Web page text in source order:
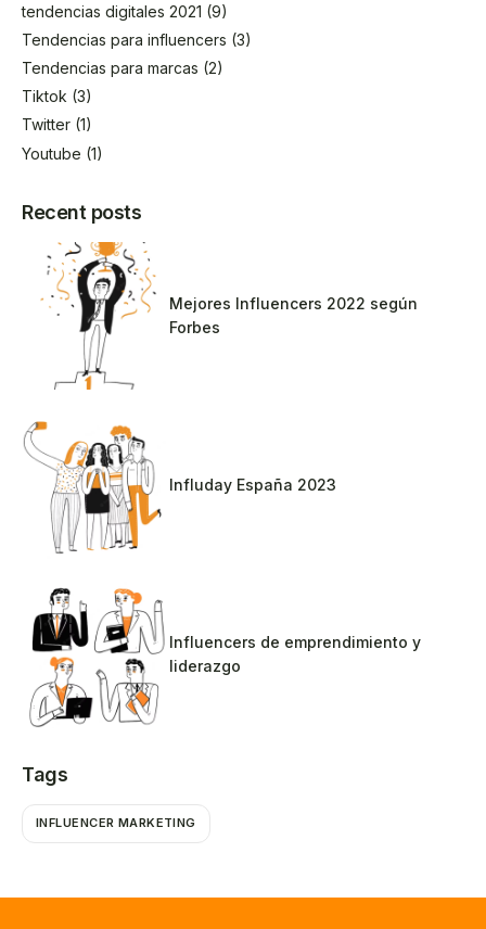
tendencias digitales 2021 (9)
Tendencias para influencers (3)
Tendencias para marcas (2)
Tiktok (3)
Twitter (1)
Youtube (1)
Recent posts
Mejores Influencers 2022 según
Forbes
Influday España 2023
Influencers de emprendimiento y
liderazgo
Tags
INFLUENCER MARKETING